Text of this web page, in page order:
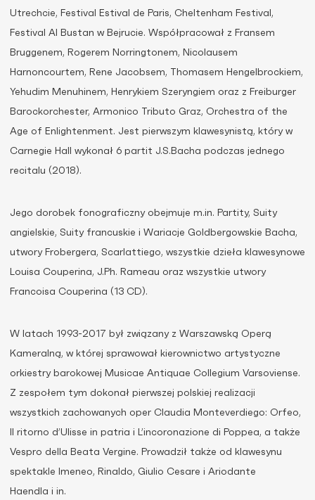
Utrechcie, Festival Estival de Paris, Cheltenham Festival,
Festival Al Bustan w Bejrucie. Współpracował z Fransem
Bruggenem, Rogerem Norringtonem, Nicolausem
Harnoncourtem, Rene Jacobsem, Thomasem Hengelbrockiem,
Yehudim Menuhinem, Henrykiem Szeryngiem oraz z Freiburger
Barockorchester, Armonico Tributo Graz, Orchestra of the
Age of Enlightenment. Jest pierwszym klawesynistą, który w
Carnegie Hall wykonał 6 partit J.S.Bacha podczas jednego
recitalu (2018).
Jego dorobek fonograficzny obejmuje m.in. Partity, Suity
angielskie, Suity francuskie i Wariacje Goldbergowskie Bacha,
utwory Frobergera, Scarlattiego, wszystkie dzieła klawesynowe
Louisa Couperina, J.Ph. Rameau oraz wszystkie utwory
Francoisa Couperina (13 CD).
W latach 1993-2017 był związany z Warszawską Operą
Kameralną, w której sprawował kierownictwo artystyczne
orkiestry barokowej Musicae Antiquae Collegium Varsoviense.
Z zespołem tym dokonał pierwszej polskiej realizacji
wszystkich zachowanych oper Claudia Monteverdiego: Orfeo,
Il ritorno d’Ulisse in patria i L’incoronazione di Poppea, a także
Vespro della Beata Vergine. Prowadził także od klawesynu
spektakle Imeneo, Rinaldo, Giulio Cesare i Ariodante
Haendla i in.